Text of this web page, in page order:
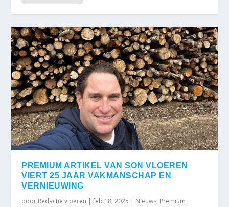
PREMIUM ARTIKEL VAN SON VLOEREN
VIERT 25 JAAR VAKMANSCHAP EN
VERNIEUWING
door Redactie vloeren |feb 18, 2025 | Nieuws, Premium